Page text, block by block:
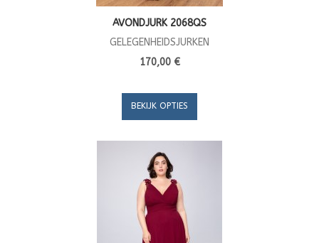
AVONDJURK 2068QS
GELEGENHEIDSJURKEN
170,00 €
BEKIJK OPTIES